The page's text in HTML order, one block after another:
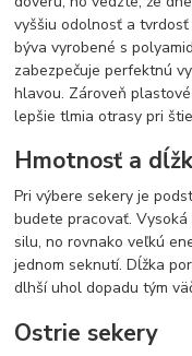
vyššiu odolnosť a
býva vyrobené s
zabezpečuje perfektnú
hlavou. Zároveň
lepšie tlmia otrasy pri
Hmotnosť a
Pri výbere sekery je
budete pracovať.
silu, no rovnako veľkú
jednom seknutí. Dĺžka
dlhší uhol dopadu tým
Ostrie sekery